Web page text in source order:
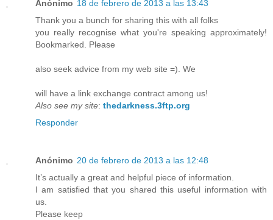
Anónimo 18 de febrero de 2013 a las 13:43
Thank you a bunch for sharing this with all folks
you really recognise what you're speaking approximately!
Bookmarked. Please
also seek advice from my web site =). We
will have a link exchange contract among us!
Also see my site: thedarkness.3ftp.org
Responder
Anónimo 20 de febrero de 2013 a las 12:48
It’s actually a great and helpful piece of information.
I am satisfied that you shared this useful information with
us.
Please keep